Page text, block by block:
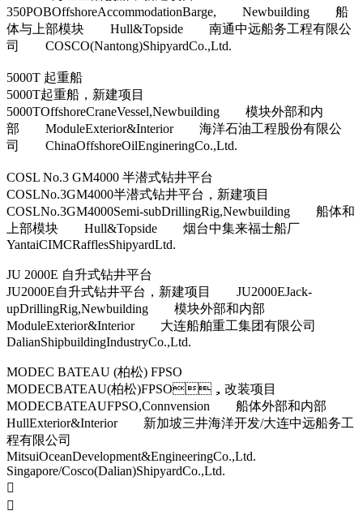
350POBOffshoreAccommodationBarge, Newbuilding 船
体与上部模块 Hull&Topside 南通中远船务工程有限公
司 COSCO(Nantong)ShipyardCo.,Ltd.
5000T 起重船
5000T起重船，新建项目
5000TOffshoreCraneVessel,Newbuilding 模块外部和内
部 ModuleExterior&Interior 海洋石油工程股份有限公
司 ChinaOffshoreOilEngineringCo.,Ltd.
COSL No.3 GM4000 半潜式钻井平台
COSLNo.3GM4000半潜式钻井平台，新建项目
COSLNo.3GM4000Semi-subDrillingRig,Newbuilding 船体和
上部模块 Hull&Topside 烟台中集来福士船厂
YantaiCIMCRafflesShipyardLtd.
JU 2000E 自升式钻井平台
JU2000E自升式钻井平台，新建项目 JU2000EJack-
upDrillingRig,Newbuilding 模块外部和内部
ModuleExterior&Interior 大连船舶重工集团有限公司
DalianShipbuildingIndustryCo.,Ltd.
MODEC BATEAU (柏松) FPSO
MODECBATEAU(柏松)FPSO，改装项目
MODECBATEAUFPSO,Connvension 船体外部和内部
HullExterior&Interior 新加坡三井海洋开发/大连中远船务工
程有限公司
MitsuiOceanDevelopment&EngineeringCo.,Ltd.
Singapore/Cosco(Dalian)ShipyardCo.,Ltd.

